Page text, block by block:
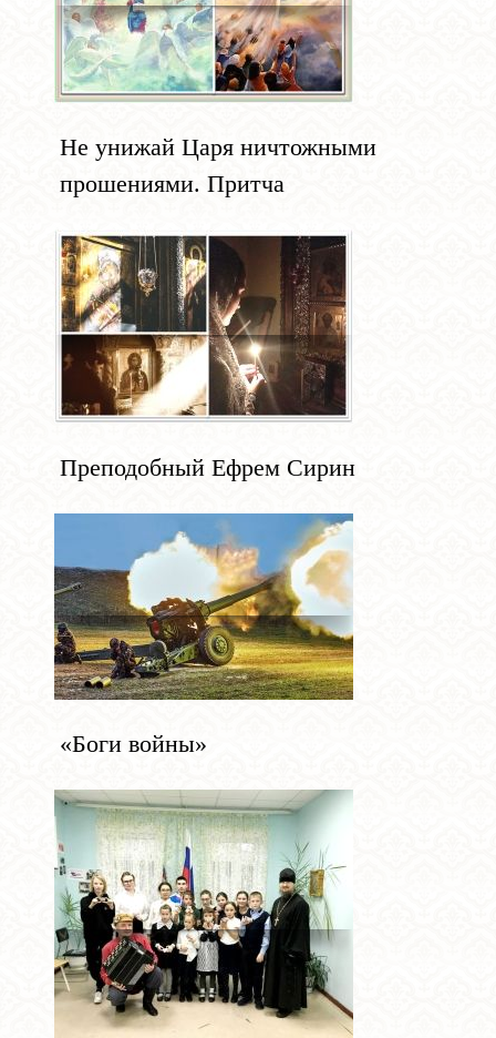
Не унижай Царя ничтожными
прошениями. Притча
Преподобный Ефрем Сирин
«Боги войны»